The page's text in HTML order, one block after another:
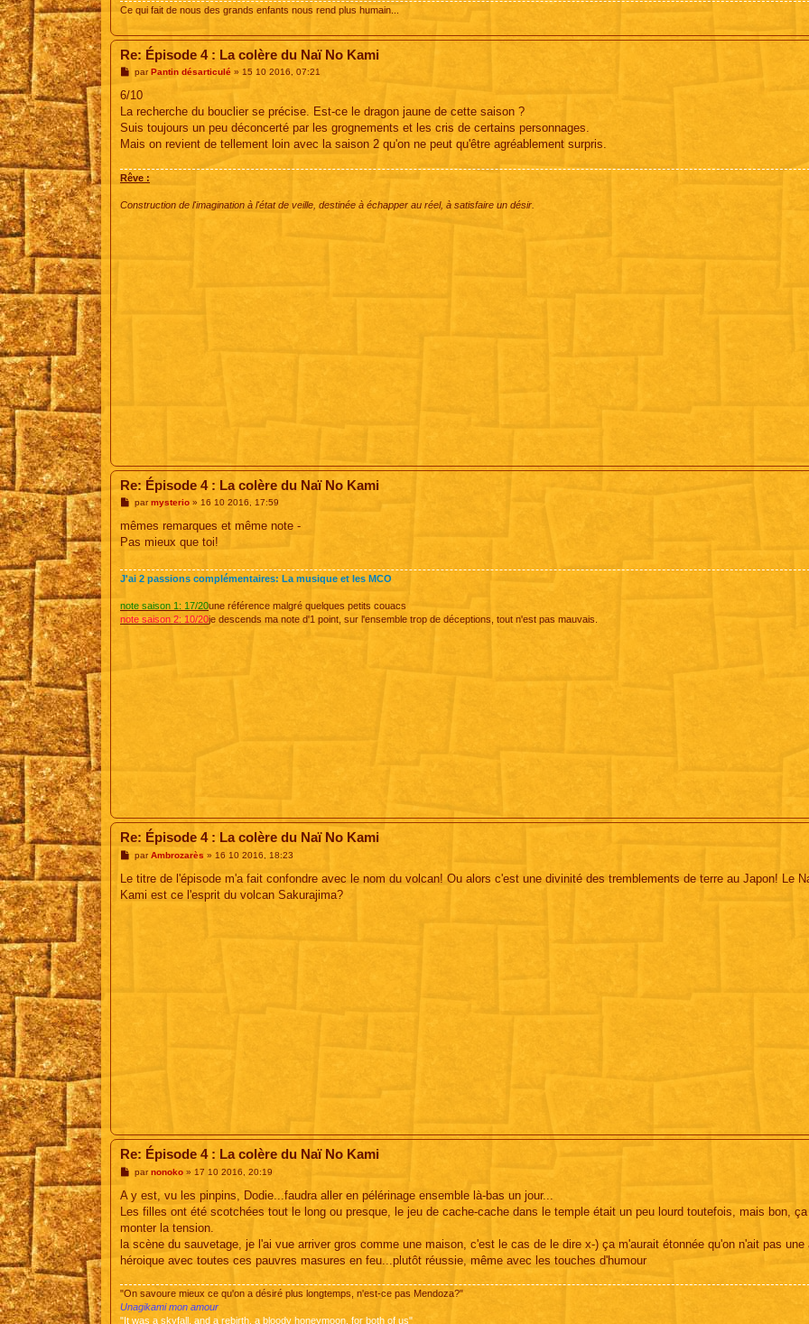
Ce qui fait de nous des grands enfants nous rend plus humain...
Re: Épisode 4 : La colère du Naï No Kami
M
s
a
g
par Pantin désarticulé» 15 10 2016, 07:21
6/10
La recherche du bouclier se précise. Est-ce le dragon jaune de cette saison ?
Suis toujours un peu déconcerté par les grognements et les cris de certains personnages.
Mais on revient de tellement loin avec la saison 2 qu'on ne peut qu'être agréablement surpris.
Rêve :
Construction de l'imagination à l'état de veille, destinée à échapper au réel, à satisfaire un désir.
Re: Épisode 4 : La colère du Naï No Kami
M
s
a
parmysterio» 16 10 2016, 17:59
mêmes remarques et même note -
Pas mieux que toi!
J'ai 2 passions complémentaires: La musique et les MCO
note saison 1: 17/20une référence malgré quelques petits couacs
note saison 2: 10/20je descends ma note d'1 point, sur l'ensemble trop de déceptions, tout n'est pas mauvais.
Re: Épisode 4 : La colère du Naï No Kami
M
s
a
par Ambrozarès » 16 10 2016, 18:23
Le titre de l'épisode m'a fait confondre avec le nom du volcan! Ou alors c'est une divinité des tremblements de terre au Japon! Le
Kami est ce l'esprit du volcan Sakurajima?
Re: Épisode 4 : La colère du Naï No Kami
M
s
s
a
g
parnonoko» 17 10 2016, 20:19
A y est, vu les pinpins, Dodie...faudra aller en pélérinage ensemble là-bas un jour...
Les filles ont été scotchées tout le long ou presque, le jeu de cache-cache dans le temple était un peu lourd toutefois, mais bon,
monter la tension.
la scène du sauvetage, je l'ai vue arriver gros comme une maison, c'est le cas de le dire x-) ça m'aurait étonnée qu'on n'ait pas une
héroique avec toutes ces pauvres masures en feu...plutôt réussie, même avec les touches d'humour
"On savoure mieux ce qu'on a désiré plus longtemps, n'est-ce pas Mendoza?"
Unagikami mon amour
"It was a skyfall, and a rebirth, a bloody honeymoon, for both of us"